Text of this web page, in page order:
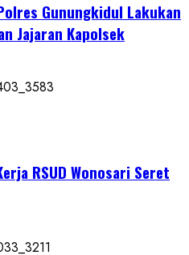
Gunungkidul Lakukan
Jajaran Kapolsek
RSUD Wonosari Seret